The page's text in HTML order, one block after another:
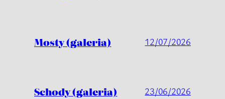
Mosty (galeria) 12/07/2026
Schody (galeria) 23/06/2026